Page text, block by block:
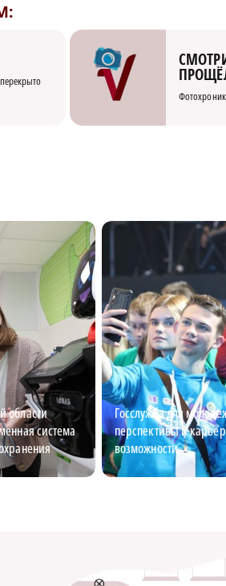
области
система
Госслужба для
перспективы и
возможности